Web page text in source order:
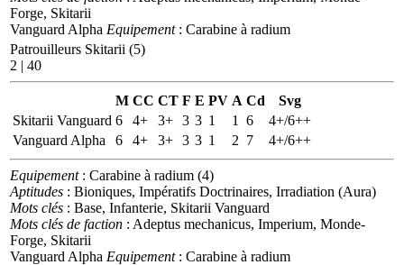
Forge, Skitarii
Vanguard Alpha Equipement: Carabine à radium
Patrouilleurs Skitarii (5)
2 | 40
M CC CT F E PV A Cd
Svg
Skitarii Vanguard 6 4+ 3+ 3 3 1 1 6
4+/6++
Vanguard Alpha
6 4+ 3+ 3 3 1 2 7 4+/6++
Equipement: Carabine à radium (4)
Aptitudes : Bioniques, Impératifs Doctrinaires, Irradiation (Aura)
Mots clés : Base, Infanterie, Skitarii Vanguard
Mots clés de faction : Adeptus mechanicus, Imperium, Monde-
Forge, Skitarii
Vanguard Alpha Equipement: Carabine à radium